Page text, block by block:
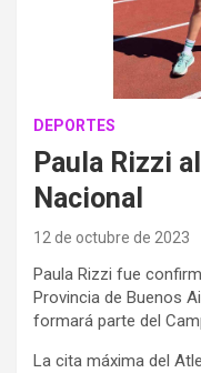
DEPORTES
Paula Rizzi
Nacional
12 de octubre de 2023
Paula Rizzi fue
Provincia de Buenos
formará parte del
La cita máxima del